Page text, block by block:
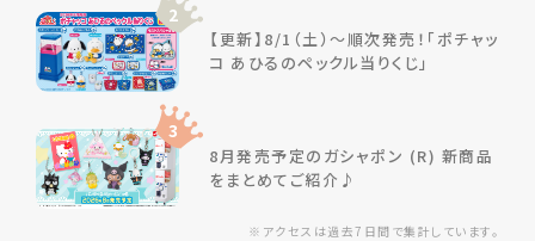
※アクセスは過去7日間で集計しています。
2
【更新】8/1（土）～順次発売！「ポチャッ
コ あひるのペックル当りくじ」
3
8月発売予定のガシャポン (R) 新商品
をまとめてご紹介♪